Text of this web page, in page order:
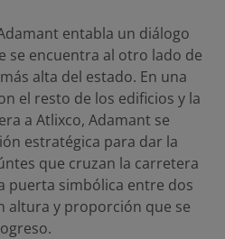
entabla un diálogo
se encuentra al otro lado de
alta del estado. En una
el resto de los edificios y la
a Atlixco, Adamant se
estratégica para dar la
que cruzan la carretera
puerta simbólica entre dos
altura y proporción que se